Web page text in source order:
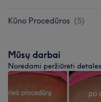
Kūno Procedūros (5)
Mūsų darbai
Norėdami peržiūrėti